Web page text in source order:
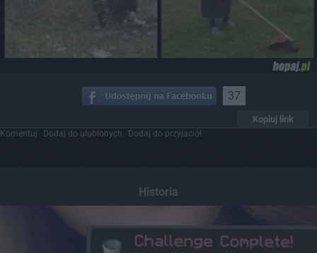
37
Kopiuj link
Komentuj Dodaj do ulubionych Dodaj do przyjaciół
Historia